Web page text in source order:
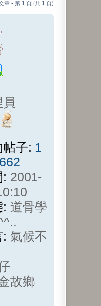
章 • 第 1 頁 (共 1 頁)
帖子: 1
: 2001-
: 道骨學
: 氣候不
故鄉